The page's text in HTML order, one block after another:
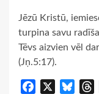
Jēzū Kristū,
turpina savu
Tēvs aizvien vēl
(Jņ.5:17).
Facebook